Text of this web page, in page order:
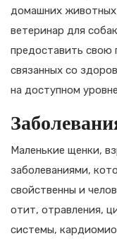
домашних животных
ветеринар для
предоставить свою
связанных со
на доступном
Маленькие щенки,
заболеваниями,
свойственны и
отит, отравления,
системы,